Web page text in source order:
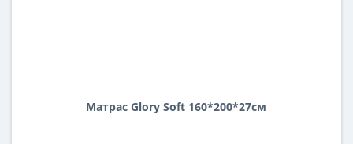
Матрас Glory Soft 160*200*27см